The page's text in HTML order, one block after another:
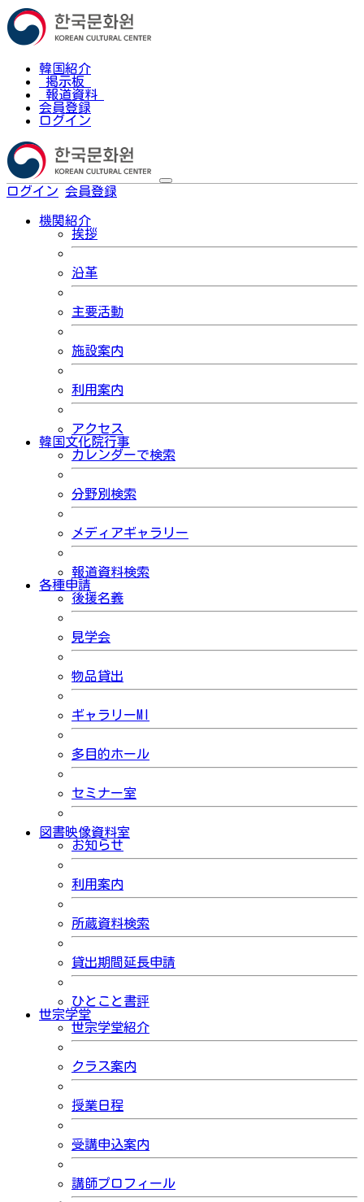
韓国紹介
掲示板
報道資料
会員登録
ログイン
ログイン 会員登録
機関紹介
挨拶
沿革
主要活動
施設案内
利用案内
アクセス
韓国文化院行事
カレンダーで検索
分野別検索
メディアギャラリー
報道資料検索
各種申請
後援名義
見学会
物品貸出
ギャラリーMI
多目的ホール
セミナー室
図書映像資料室
お知らせ
利用案内
所蔵資料検索
貸出期間延長申請
ひとこと書評
世宗学堂
世宗学堂紹介
クラス案内
授業日程
受講申込案内
講師プロフィール